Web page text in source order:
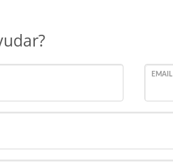
EMAIL